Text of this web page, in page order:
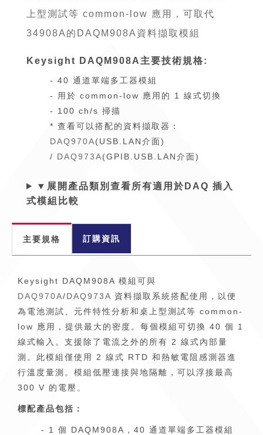
上型測試等 common-low 應用，可取代
34908A的DAQM908A資料擷取模組
Keysight DAQM908A主要技術規格:
- 40 通道單端多工器模組
- 用於 common-low 應用的 1 線式切換
- 100 ch/s 掃描
* 查看可以搭配的資料擷取器：
DAQ970A(USB.LAN介面)
/ DAQ973A(GPIB.USB.LAN介面)
▼展開產品類別查看所有適用於DAQ 插入
式模組比較
主要規格 訂購資訊
Keysight DAQM908A 模組可與
DAQ970A/DAQ973A 資料擷取系統搭配使用，以便
為電池測試、元件特性分析和桌上型測試等 common-
low 應用，提供最大的密度。每個模組可切換 40 個 1
線式輸入。支援除了電流之外的所有 2 線式內部量
測。此模組僅使用 2 線式 RTD 和熱敏電阻感測器進
行溫度量測。模組低壓連接與地隔離，可以浮接最高
300 V 的電壓。
標配產品包括：
- 1 個 DAQM908A，40 通道單端多工器模組